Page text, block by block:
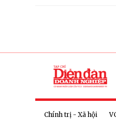
Chính trị - Xã hội